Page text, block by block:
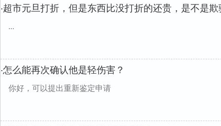
·超市元旦打折，但是东西比没打折的还贵，是不是欺
...
·怎么能再次确认他是轻伤害？
你好，可以提出重新鉴定申请